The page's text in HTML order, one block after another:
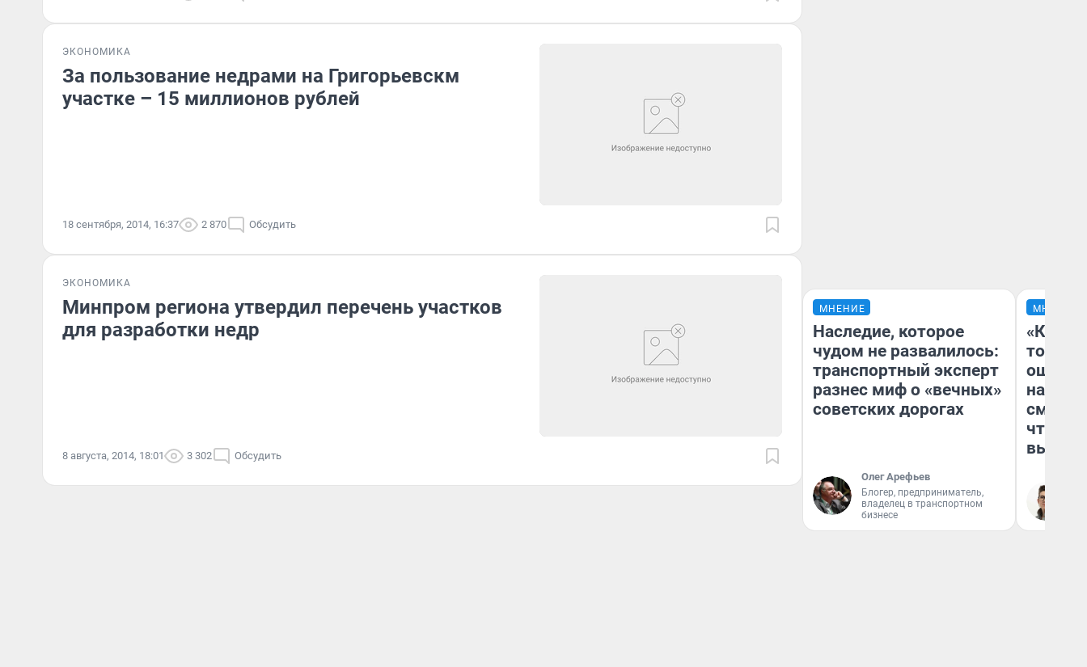
ЭКОНОМИКА
За пользование недрами на Григорьевскм
участке – 15 миллионов рублей
18 сентября, 2014, 16:37 2 870 Обсудить
ЭКОНОМИКА
Минпром региона утвердил перечень участков
для разработки недр
8 августа, 2014, 18:01 3 302 Обсудить
МНЕНИЕ
Наследие, которое
чудом не развалилось:
транспортный эксперт
разнес миф о «вечных»
советских дорогах
Олег Арефьев
Блогер, предприниматель,
владелец в транспортном
бизнесе
МНЕНИЕ
то
чтобы